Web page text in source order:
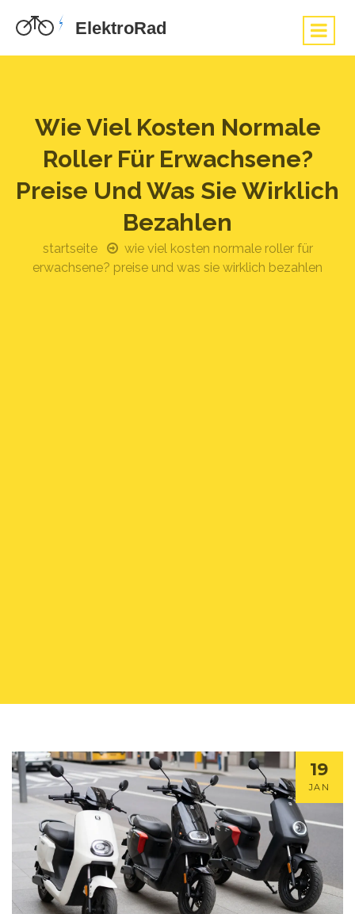
Wie Viel Kosten Normale
Roller Für Erwachsene?
Preise Und Was Sie Wirklich
Bezahlen
startseite
wie viel kosten normale roller für
erwachsene? preise und was sie wirklich bezahlen
19
JAN